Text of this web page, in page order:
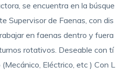
se encuentra en la búsque
Supervisor de Faenas, con dis
en faenas dentro y fuera
rotativos. Deseable con tí
Eléctrico, etc ) Con L